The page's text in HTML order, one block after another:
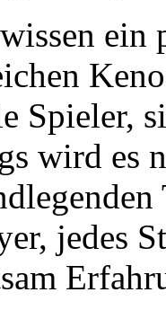
ein
Spieler,
wird es
jedes